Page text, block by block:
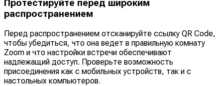
Протестируйте перед широким
распространением
Перед распространением отсканируйте ссылку QR Code,
чтобы убедиться, что она ведет в правильную комнату
Zoom и что настройки встречи обеспечивают
надлежащий доступ. Проверьте возможность
присоединения как с мобильных устройств, так и с
настольных компьютеров.